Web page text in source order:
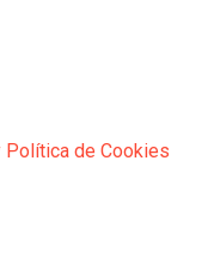
de Cookies